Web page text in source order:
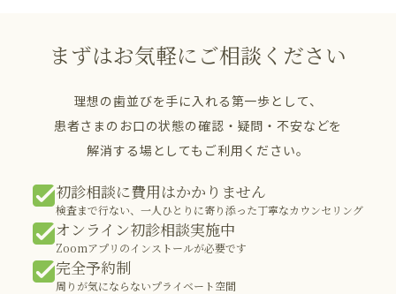
まずはお気軽にご相談ください
理想の歯並びを手に入れる第一歩として、
患者さまのお口の状態の確認・疑問・不安などを
解消する場としてもご利用ください。
初診相談に費用はかかりません
検査まで行ない、一人ひとりに寄り添った丁寧なカウンセリング
オンライン初診相談実施中
Zoomアプリのインストールが必要です
完全予約制
周りが気にならないプライベート空間